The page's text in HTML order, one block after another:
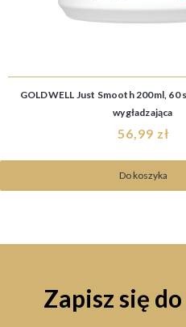
GOLDWELL Just Smooth 200ml, 60
wygładzająca
56,99 zł
Do koszyka
Zapisz się